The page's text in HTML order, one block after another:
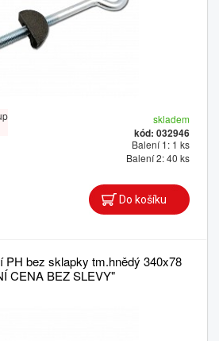
skladem
kód: 032946
Balení 1: 1 ks
Balení 2: 40 ks
PH bez sklapky tm.hnědý 340x78
CENA BEZ SLEVY"